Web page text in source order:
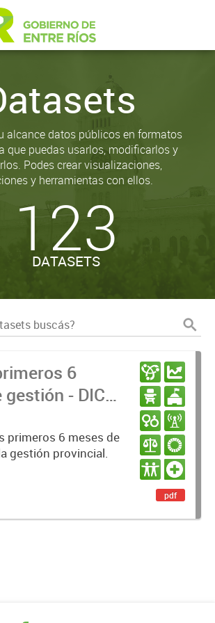
alcance datos públicos en formatos
que puedas usarlos, modificarlos y
Podes crear visualizaciones,
y herramientas con ellos.
123
DATASETS
6
gestión - DIC
primeros 6 meses de
gestión provincial.
pdf